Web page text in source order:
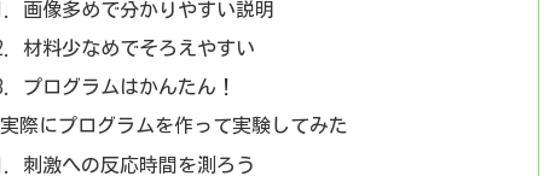
画像多めで分かりやすい説明
材料少なめでそろえやすい
プログラムはかんたん！
実際にプログラムを作って実験してみた
刺激への反応時間を測ろう